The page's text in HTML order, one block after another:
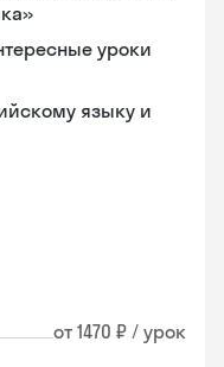
уроки
языку и
от 1470 ₽ / урок